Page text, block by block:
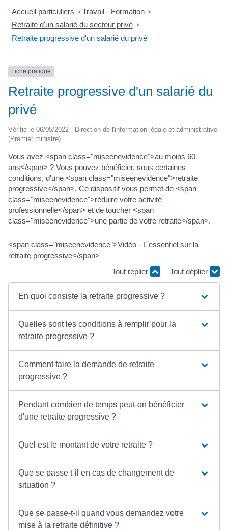
Accueil particuliers > Travail - Formation >
Retraite d'un salarié du secteur privé >
Retraite progressive d'un salarié du privé
Fiche pratique
Retraite progressive d'un salarié du
privé
Vérifié le 06/05/2022 - Direction de l'information légale et administrative
(Premier ministre)
Vous avez <span class="miseenevidence">au moins 60
ans</span> ? Vous pouvez bénéficier, sous certaines
conditions, d'une <span class="miseenevidence">retraite
progressive</span>. Ce dispositif vous permet de <span
class="miseenevidence">réduire votre activité
professionnelle</span> et de toucher <span
class="miseenevidence">une partie de votre retraite</span>.
<span class="miseenevidence">Vidéo - L'essentiel sur la
retraite progressive</span>
Tout replier
Tout déplier
En quoi consiste la retraite progressive ?
Quelles sont les conditions à remplir pour la
retraite progressive ?
Comment faire la demande de retraite
progressive ?
Pendant combien de temps peut-on bénéficier
d'une retraite progressive ?
Quel est le montant de votre retraite ?
Que se passe t-il en cas de changement de
situation ?
Que se passe-t-il quand vous demandez votre
mise à la retraite définitive ?